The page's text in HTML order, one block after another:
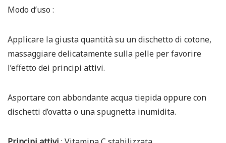
Modo d’uso :
Applicare la giusta quantità su un dischetto di cotone,
massaggiare delicatamente sulla pelle per favorire
l’effetto dei principi attivi.
Asportare con abbondante acqua tiepida oppure con
dischetti d’ovatta o una spugnetta inumidita.